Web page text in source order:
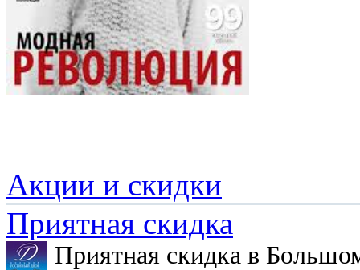
Акции и скидки
Приятная скидка
Приятная скидка в